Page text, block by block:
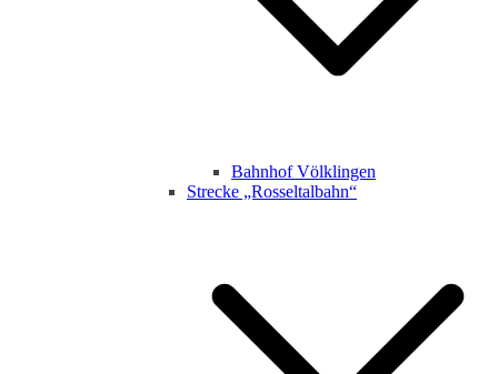
Bahnhof Völklingen
Strecke „Rosseltalbahn“